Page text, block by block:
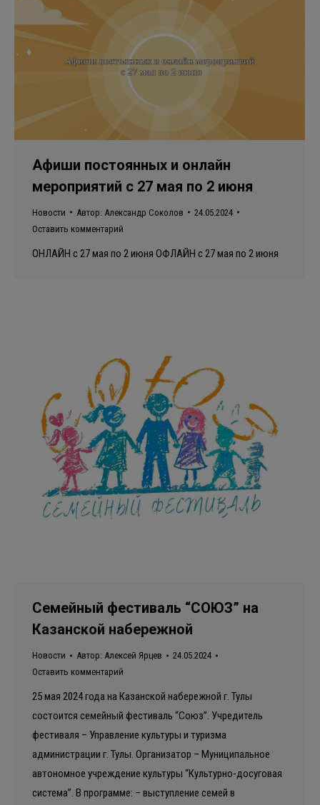
Афиши постоянных и онлайн
мероприятий с 27 мая по 2 июня
Новости Автор: Александр Соколов
24.05.2024
Оставить комментарий
ОНЛАЙН с 27 мая по 2 июня ОФЛАЙН с 27 мая по 2 июня
Семейный фестиваль “СОЮЗ” на
Казанской набережной
Новости Автор: Алексей Ярцев
24.05.2024
Оставить комментарий
25 мая 2024 года на Казанской набережной г. Тулы
состоится семейный фестиваль “Союз”. Учредитель
фестиваля – Управление культуры и туризма
администрации г. Тулы. Организатор – Муниципальное
автономное учреждение культуры “Культурно-досуговая
система”. В программе: – выступление семей в